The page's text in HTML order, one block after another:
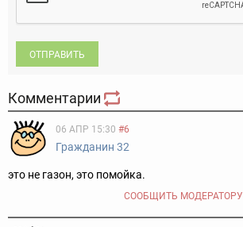
ОТПРАВИТЬ
Комментарии
06 АПР 15:30 #6
Гражданин 32
это не газон, это помойка.
СООБЩИТЬ МОДЕРАТОРУ